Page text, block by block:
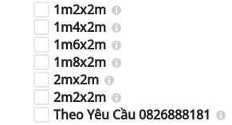
1m2x2m
1m4x2m
1m6x2m
1m8x2m
2mx2m
2m2x2m
Theo Yêu Cầu 0826888181